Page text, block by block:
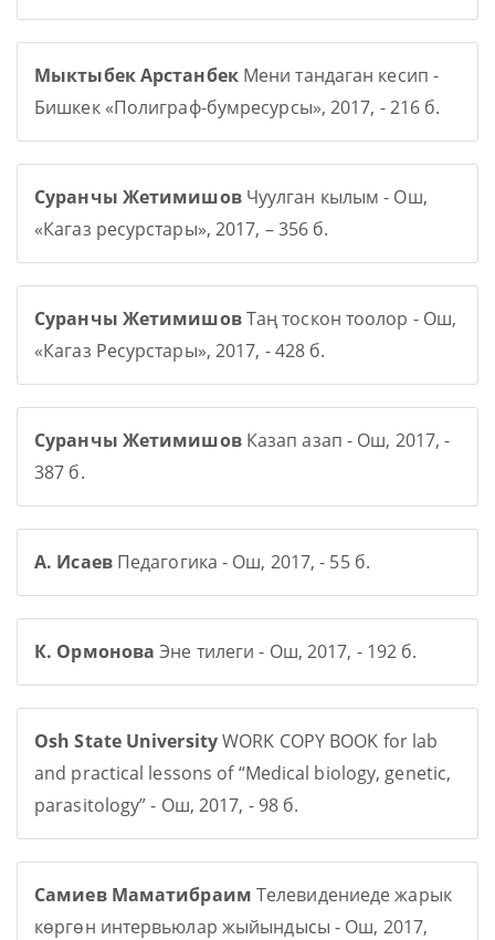
Мыктыбек АрстанбекМени тандаган кесип -
Бишкек «Полиграф-бумресурсы», 2017, - 216 б.
Суранчы ЖетимишовЧуулган кылым - Ош,
«Кагаз ресурстары», 2017, – 356 б.
Суранчы ЖетимишовТаң тоскон тоолор - Ош,
«Кагаз Ресурстары», 2017, - 428 б.
Суранчы ЖетимишовКазап азап - Ош, 2017, -
387 б.
А. ИсаевПедагогика - Ош, 2017, - 55 б.
К. Ормонова Эне тилеги - Ош, 2017, - 192 б.
Osh State UniversityWORK COPY BOOK for lab
and practical lessons of “Medical biology, genetic,
parasitology” - Ош, 2017, - 98 б.
Самиев Маматибраим Телевидениеде жарык
көргөн интервьюлар жыйындысы - Ош, 2017,